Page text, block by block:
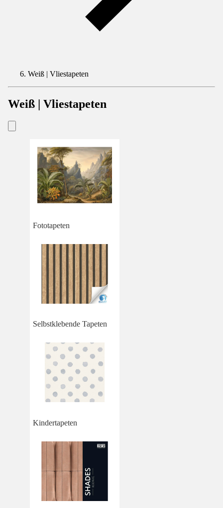
Weiß | Vliestapeten
Weiß | Vliestapeten
Fototapeten
Selbstklebende Tapeten
Kindertapeten